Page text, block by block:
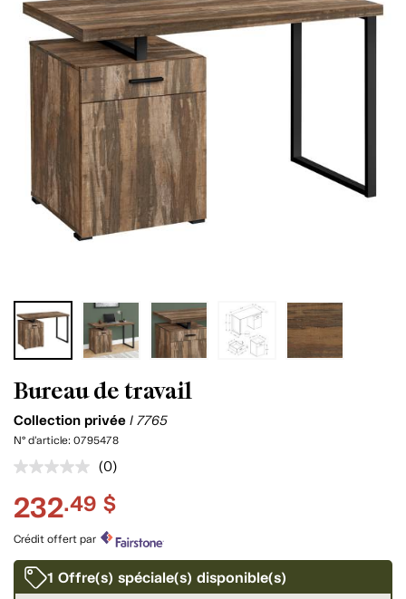
Bureau de travail
Collection privée I 7765
N° d'article: 0795478
Aucune
pour
ce
produit.
Lien
vers
la
même
(0)
232.49 $
Crédit offert par
1 Offre(s) spéciale(s) disponible(s)